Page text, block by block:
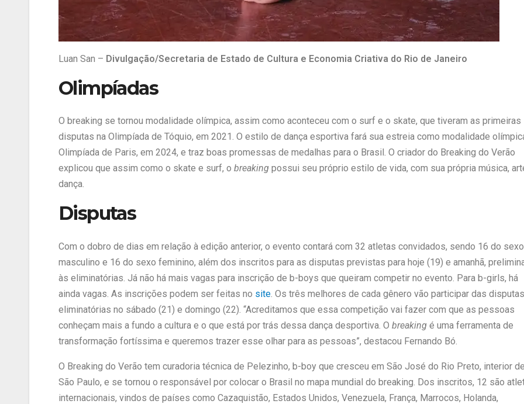
Luan San – Divulgação/Secretaria de Estado de Cultura e Economia Criativa do Rio de Janeiro
Olimpíadas
O breaking se tornou modalidade olímpica, assim como aconteceu com o surf e o skate, que tiveram as primeiras
disputas na Olimpíada de Tóquio, em 2021. O estilo de dança esportiva fará sua estreia como modalidade
Olimpíada de Paris, em 2024, e traz boas promessas de medalhas para o Brasil. O criador do Breaking do Verão
explicou que assim como o skate e surf, o breaking possui seu próprio estilo de vida, com sua própria música,
dança.
Disputas
Com o dobro de dias em relação à edição anterior, o evento contará com 32 atletas convidados, sendo 16 do sexo
masculino e 16 do sexo feminino, além dos inscritos para as disputas previstas para hoje (19) e amanhã,
às eliminatórias. Já não há mais vagas para inscrição de b-boys que queiram competir no evento. Para b-girls, há
ainda vagas. As inscrições podem ser feitas no site . Os três melhores de cada gênero vão participar das disputas
eliminatórias no sábado (21) e domingo (22). “Acreditamos que essa competição vai fazer com que as pessoas
conheçam mais a fundo a cultura e o que está por trás dessa dança desportiva. O breaking é uma ferramenta de
transformação fortíssima e queremos trazer esse olhar para as pessoas”, destacou Fernando Bó.
O Breaking do Verão tem curadoria técnica de Pelezinho, b-boy que cresceu em São José do Rio Preto, interior de
São Paulo, e se tornou o responsável por colocar o Brasil no mapa mundial do breaking. Dos inscritos, 12 são
internacionais, vindos de países como Cazaquistão, Estados Unidos, Venezuela, França, Marrocos, Holanda,